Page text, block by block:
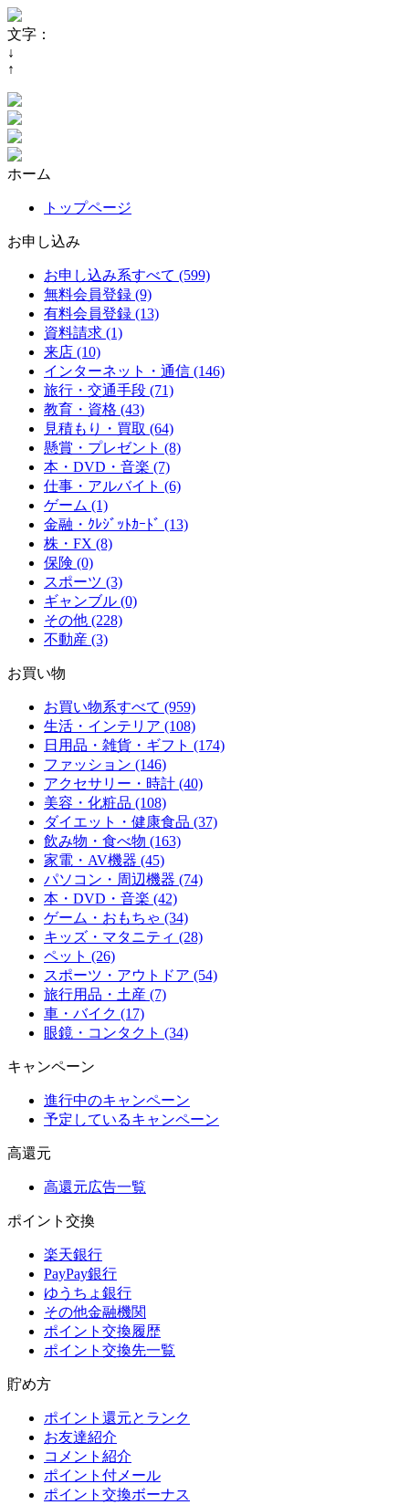
文字：
↓
↑
ホーム
トップページ
お申し込み
お申し込み系すべて (599)
無料会員登録 (9)
有料会員登録 (13)
資料請求 (1)
来店 (10)
インターネット・通信 (146)
旅行・交通手段 (71)
教育・資格 (43)
見積もり・買取 (64)
懸賞・プレゼント (8)
本・DVD・音楽 (7)
仕事・アルバイト (6)
ゲーム (1)
金融・ｸﾚｼﾞｯﾄｶｰﾄﾞ (13)
株・FX (8)
保険 (0)
スポーツ (3)
ギャンブル (0)
その他 (228)
不動産 (3)
お買い物
お買い物系すべて (959)
生活・インテリア (108)
日用品・雑貨・ギフト (174)
ファッション (146)
アクセサリー・時計 (40)
美容・化粧品 (108)
ダイエット・健康食品 (37)
飲み物・食べ物 (163)
家電・AV機器 (45)
パソコン・周辺機器 (74)
本・DVD・音楽 (42)
ゲーム・おもちゃ (34)
キッズ・マタニティ (28)
ペット (26)
スポーツ・アウトドア (54)
旅行用品・土産 (7)
車・バイク (17)
眼鏡・コンタクト (34)
キャンペーン
進行中のキャンペーン
予定しているキャンペーン
高還元
高還元広告一覧
ポイント交換
楽天銀行
PayPay銀行
ゆうちょ銀行
その他金融機関
ポイント交換履歴
ポイント交換先一覧
貯め方
ポイント還元とランク
お友達紹介
コメント紹介
ポイント付メール
ポイント交換ボーナス